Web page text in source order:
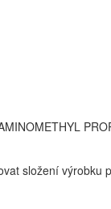
složení výrobku